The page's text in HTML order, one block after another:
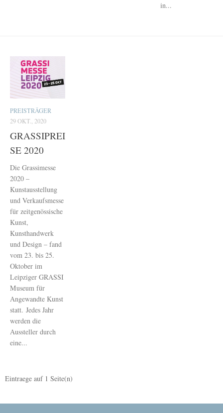
in...
PREISTRÄGER
29 OKT., 2020
GRASSIPREI
SE 2020
Die Grassimesse
2020 –
Kunstausstellung
und Verkaufsmesse
für zeitgenössische
Kunst,
Kunsthandwerk
und Design – fand
vom 23. bis 25.
Oktober im
Leipziger GRASSI
Museum für
Angewandte Kunst
statt. Jedes Jahr
werden die
Aussteller durch
eine...
Eintraege auf 1 Seite(n)